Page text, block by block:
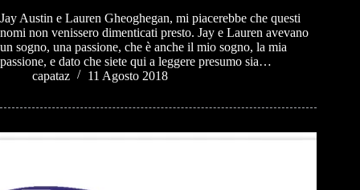
Jay Austin e Lauren Gheoghegan, mi piacerebbe che questi
nomi non venissero dimenticati presto. Jay e Lauren avevano
un sogno, una passione, che è anche il mio sogno, la mia
passione, e dato che siete qui a leggere presumo sia…
capataz
11 Agosto 2018